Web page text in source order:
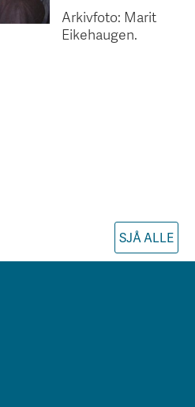
Arkivfoto: Marit
Eikehaugen.
SJÅ ALLE